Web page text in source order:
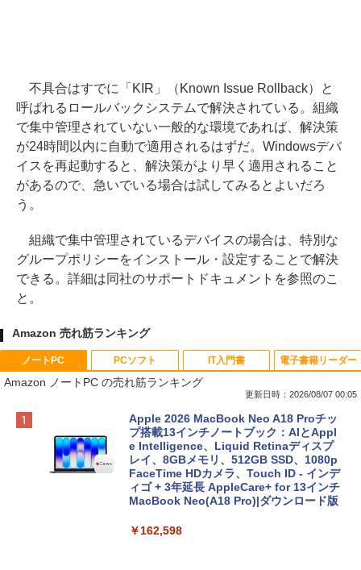
不具合はすでに「KIR」（Known Issue Rollback）と
呼ばれるロールバックシステムで解決されている。組織
で集中管理されていない一般的な環境であれば、解決策
が24時間以内に自動で適用されるはずだ。Windowsデバ
イスを再起動すると、解決策がより早く適用されること
があるので、急いでいる場合は試してみるとよいだろ
う。
組織で集中管理されているデバイスの場合は、特別な
グループポリシーをインストール・設定することで解決
できる。詳細は同社のサポートドキュメントを参照のこ
と。
Amazon 売れ筋ランキング
ノートPC
Amazon ノートPC の売れ筋ランキング
更新日時：2026/08/07 00:05
Apple 2026 MacBook Neo A18 Proチッ
プ搭載13インチノートブック：AIとAppl
e Intelligence、Liquid Retinaディスプ
レイ、8GBメモリ、512GB SSD、1080p
FaceTime HDカメラ、Touch ID - インデ
ィゴ + 3年延長 AppleCare+ for 13インチ
MacBook Neo(A18 Pro)|ダウンロード版
￥162,598
PCソフト IT入門書 電子書籍リーダー